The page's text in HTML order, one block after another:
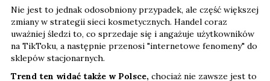
Nie jest to jednak odosobniony przypadek, ale część większej
zmiany w strategii sieci kosmetycznych. Handel coraz
uważniej śledzi to, co sprzedaje się i angażuje użytkowników
na TikToku, a następnie przenosi "internetowe fenomeny" do
sklepów stacjonarnych.
Trend ten widać także w Polsce, chociaż nie zawsze jest to